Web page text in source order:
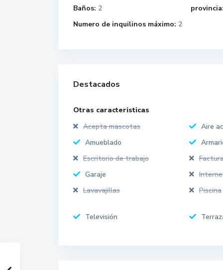
Baños: 2
Numero de inquilinos máximo: 2
Destacados
Otras caracteristicas
Acepta mascotas
Aire
Amueblado
Escritorio de trabajo
Garaje
Lavavajillas
Piscina
Televisión